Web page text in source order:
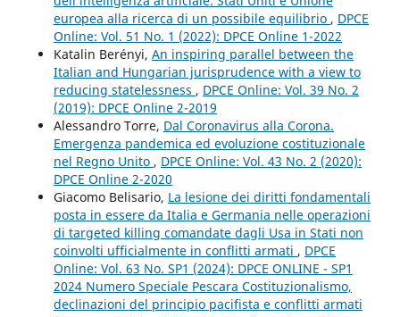
europea alla ricerca di un possibile equilibrio , DPCE
Online: Vol. 51 No. 1 (2022): DPCE Online 1-2022
Katalin Berényi, An inspiring parallel between the
Italian and Hungarian jurisprudence with a view to
reducing statelessness , DPCE Online: Vol. 39 No. 2
(2019): DPCE Online 2-2019
Alessandro Torre, Dal Coronavirus alla Corona.
Emergenza pandemica ed evoluzione costituzionale
nel Regno Unito , DPCE Online: Vol. 43 No. 2 (2020):
DPCE Online 2-2020
Giacomo Belisario, La lesione dei diritti fondamentali
posta in essere da Italia e Germania nelle operazioni
di targeted killing comandate dagli Usa in Stati non
coinvolti ufficialmente in conflitti armati , DPCE
Online: Vol. 63 No. SP1 (2024): DPCE ONLINE - SP1
2024 Numero Speciale Pescara Costituzionalismo,
declinazioni del principio pacifista e conflitti armati